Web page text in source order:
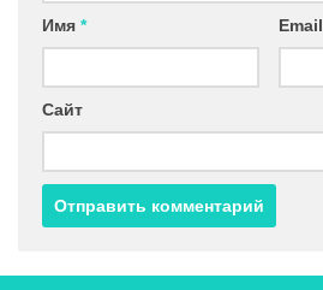
Имя * Email
Сайт